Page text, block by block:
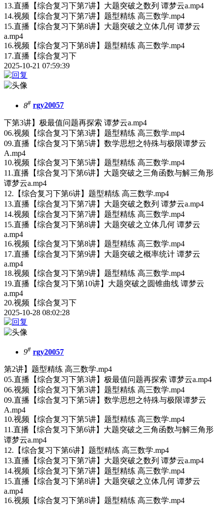
13.直播【综合复习下第7讲】大题突破之数列 谭梦云a.mp4
14.视频【综合复习下第7讲】题型精练 高三数学.mp4
15.直播【综合复习下第8讲】大题突破之立体几何 谭梦云
a.mp4
16.视频【综合复习下第8讲】题型精练 高三数学.mp4
17.直播【综合复习下
2025-10-21 07:59:39
8# rgy20057
下第3讲】极最值问题再探索 谭梦云a.mp4
06.视频【综合复习下第3讲】题型精练 高三数学.mp4
09.直播【综合复习下第5讲】数学思想之特殊与极限谭梦云
A.mp4
10.视频【综合复习下第5讲】题型精练 高三数学.mp4
11.直播【综合复习下第6讲】大题突破之三角函数与解三角形
谭梦云a.mp4
12.【综合复习下第6讲】题型精练 高三数学.mp4
13.直播【综合复习下第7讲】大题突破之数列 谭梦云a.mp4
14.视频【综合复习下第7讲】题型精练 高三数学.mp4
15.直播【综合复习下第8讲】大题突破之立体几何 谭梦云
a.mp4
16.视频【综合复习下第8讲】题型精练 高三数学.mp4
17.直播【综合复习下第9讲】大题突破之概率统计 谭梦云
a.mp4
18.视频【综合复习下第9讲】题型精练 高三数学.mp4
19.直播【综合复习下第10讲】大题突破之圆锥曲线 谭梦云
a.mp4
20.视频【综合复习下
2025-10-28 08:02:28
9# rgy20057
第2讲】题型精练 高三数学.mp4
05.直播【综合复习下第3讲】极最值问题再探索 谭梦云a.mp4
06.视频【综合复习下第3讲】题型精练 高三数学.mp4
09.直播【综合复习下第5讲】数学思想之特殊与极限谭梦云
A.mp4
10.视频【综合复习下第5讲】题型精练 高三数学.mp4
11.直播【综合复习下第6讲】大题突破之三角函数与解三角形
谭梦云a.mp4
12.【综合复习下第6讲】题型精练 高三数学.mp4
13.直播【综合复习下第7讲】大题突破之数列 谭梦云a.mp4
14.视频【综合复习下第7讲】题型精练 高三数学.mp4
15.直播【综合复习下第8讲】大题突破之立体几何 谭梦云
a.mp4
16.视频【综合复习下第8讲】题型精练 高三数学.mp4